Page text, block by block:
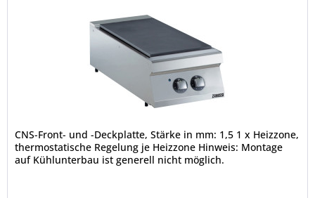
CNS-Front- und -Deckplatte, Stärke in mm: 1,5 1 x Heizzone,
thermostatische Regelung je Heizzone Hinweis: Montage
auf Kühlunterbau ist generell nicht möglich.